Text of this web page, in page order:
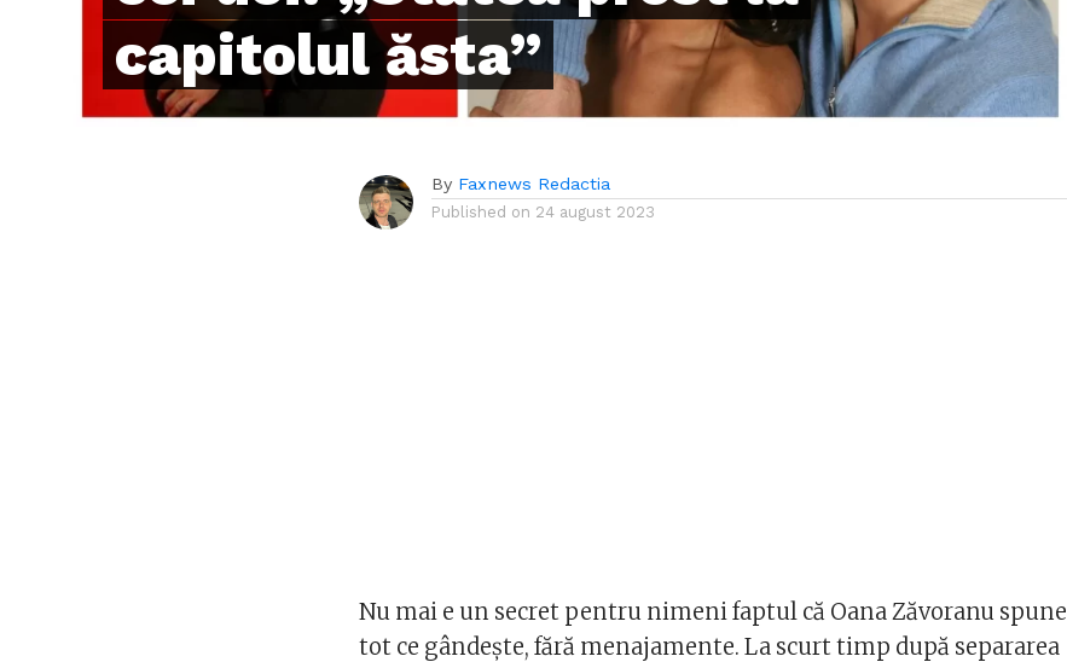
capitolul ăsta”
By Faxnews Redactia
Published on 24 august 2023
Nu mai e un secret pentru nimeni faptul că Oana Zăvoranu spune
tot ce gândește, fără menajamente. La scurt timp după separarea